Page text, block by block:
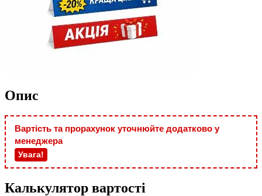
Опис
Вартість та прорахунок уточнюйте додатково у
менеджера
Увага!
Калькулятор вартості